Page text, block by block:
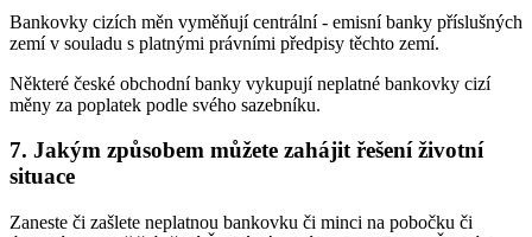
Bankovky cizích měn vyměňují centrální - emisní banky příslušných
zemí v souladu s platnými právními předpisy těchto zemí.
Některé české obchodní banky vykupují neplatné bankovky cizí
měny za poplatek podle svého sazebníku.
7. Jakým způsobem můžete zahájit řešení životní
situace
Zaneste či zašlete neplatnou bankovku či minci na pobočku či